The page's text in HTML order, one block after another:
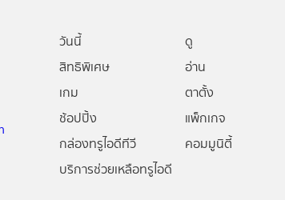
วันนี้
ดู
สิทธิพิเศษ
อ่าน
เกม
ตาตั้ง
ช้อปปิ้ง
แพ็กเกจ
กล่องทรูไอดีทีวี
คอมมูนิตี้
บริการช่วยเหลือทรูไอดี